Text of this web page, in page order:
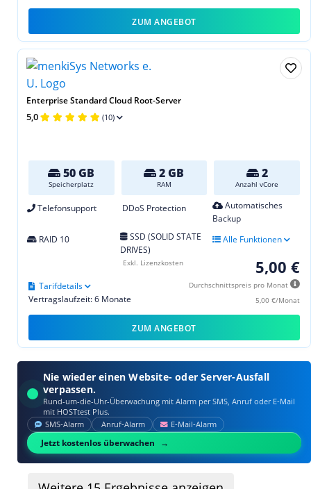
ZUM ANGEBOT
Enterprise Standard Cloud Root-Server
5,0 (10)
50 GB
Speicherplatz
2 GB
RAM
2
Anzahl vCore
Telefonsupport DDoS Protection
Automatisches
Backup
RAID 10
SSD (SOLID STATE
DRIVES)
Alle Funktionen
5,00 €
Durchschnittspreis pro Monat
5,00 €/Monat
Vertragslaufzeit: 6 Monate
Tarifdetails
Exkl. Lizenzkosten
ZUM ANGEBOT
Nie wieder einen Website- oder Server-Ausfall
verpassen.
Rund-um-die-Uhr-Überwachung mit Alarm per SMS, Anruf oder E‑Mail
mit HOSTtest Plus.
SMS‑Alarm Anruf‑Alarm E‑Mail‑Alarm
Jetzt kostenlos überwachen